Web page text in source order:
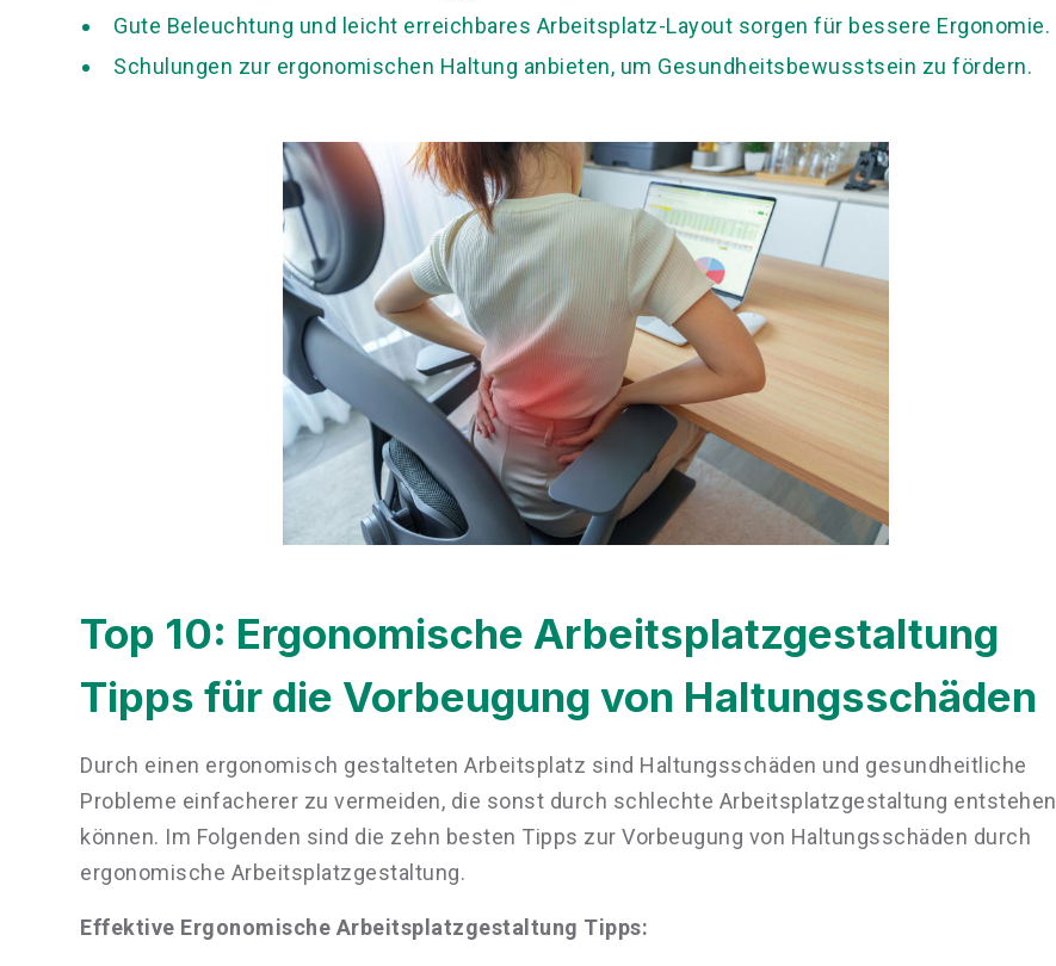
Gute Beleuchtung und leicht erreichbares Arbeitsplatz-Layout sorgen für bessere Ergonomie.
Schulungen zur ergonomischen Haltung anbieten, um Gesundheitsbewusstsein zu fördern.
Top 10: Ergonomische Arbeitsplatzgestaltung
Tipps für die Vorbeugung von Haltungsschäden
Durch einen ergonomisch gestalteten Arbeitsplatz sind Haltungsschäden und gesundheitliche
Probleme einfacherer zu vermeiden, die sonst durch schlechte Arbeitsplatzgestaltung entstehen
können. Im Folgenden sind die zehn besten Tipps zur Vorbeugung von Haltungsschäden durch
ergonomische Arbeitsplatzgestaltung.
Effektive Ergonomische Arbeitsplatzgestaltung Tipps: